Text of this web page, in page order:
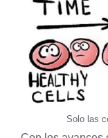
Solo las